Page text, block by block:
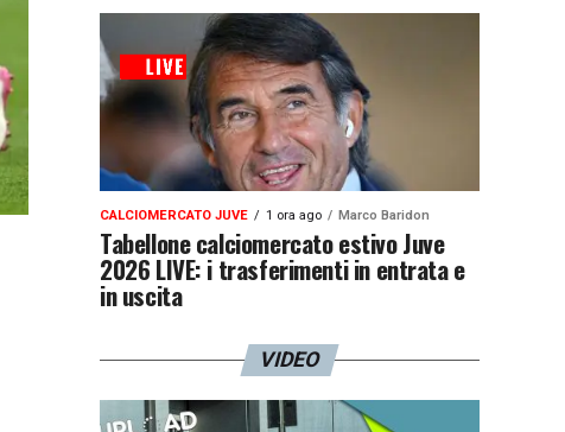
CALCIOMERCATO JUVE 1 ora ago Marco Baridon
Tabellone calciomercato estivo Juve
2026 LIVE: i trasferimenti in entrata e
in uscita
VIDEO